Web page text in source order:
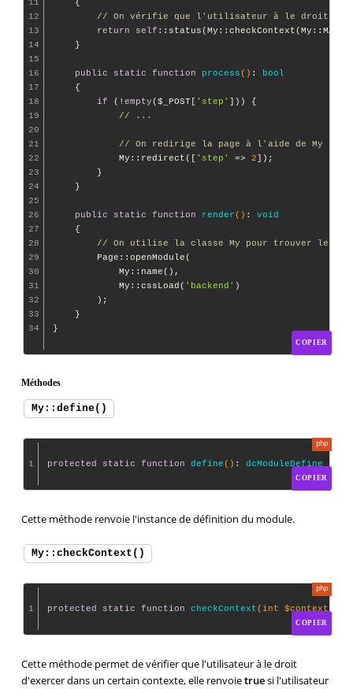
11
12
13
14
15
16
17
18
19
20
21
22
23
24
25
26
27
28
29
30
31
32
33
34
{
// On vérifie que l'utilisateur à le droit
return
self
    }
public static function process () :
bool
{
if (! empty($_POST[ 'step'
])) {
// ...
// On redirige la page à l'aide de My
            My::redirect([
'step' => 2 ]);
        }
    }
public static function render () : void
{
// On utilise la classe My pour trouver le
        Page::openModule(
            My::name(),
            My::cssLoad(
'backend' )
        );
    }
COPIER
Méthodes
My::define()
1 protected static function define () : dcModuleDefine
COPIER
Cette méthode renvoie l'instance de définition du module.
My::checkContext()
1 protected static function checkContext (int $context)
COPIER
Cette méthode permet de vérifier que l'utilisateur à le droit
d'exercer dans un certain contexte, elle renvoietruesi l'utilisateur